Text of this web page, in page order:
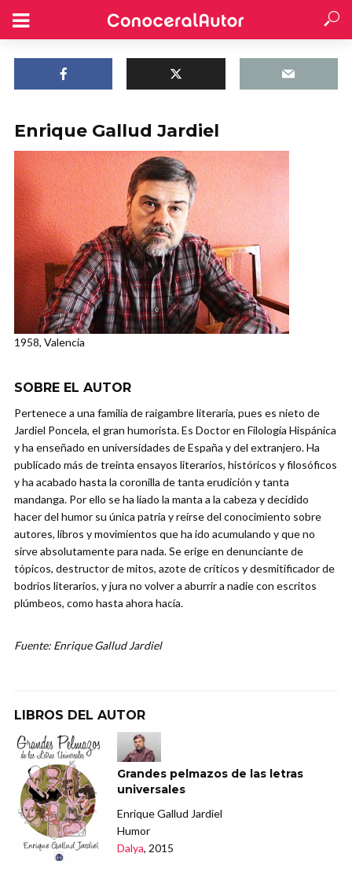
Enrique Gallud Jardiel
1958, Valencia
SOBRE EL AUTOR
Pertenece a una familia de raigambre literaria, pues es nieto de
Jardiel Poncela, el gran humorista. Es Doctor en Filología Hispánica
y ha enseñado en universidades de España y del extranjero. Ha
publicado más de treinta ensayos literarios, históricos y filosóficos
y ha acabado hasta la coronilla de tanta erudición y tanta
mandanga. Por ello se ha liado la manta a la cabeza y decidido
hacer del humor su única patria y reírse del conocimiento sobre
autores, libros y movimientos que ha ido acumulando y que no
sirve absolutamente para nada. Se erige en denunciante de
tópicos, destructor de mitos, azote de críticos y desmitificador de
bodrios literarios, y jura no volver a aburrir a nadie con escritos
plúmbeos, como hasta ahora hacía.
Fuente: Enrique Gallud Jardiel
LIBROS DEL AUTOR
Grandes pelmazos de las letras
universales
Enrique Gallud Jardiel
Humor
Dalya, 2015